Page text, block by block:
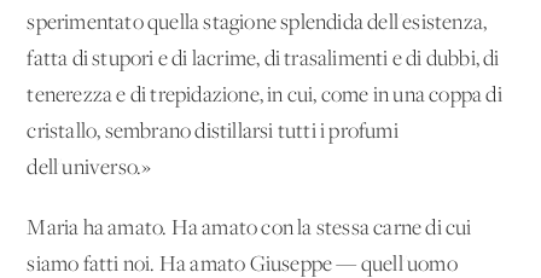
sperimentato quella stagione splendida dell'esistenza,
fatta di stupori e di lacrime, di trasalimenti e di dubbi, di
tenerezza e di trepidazione, in cui, come in una coppa di
cristallo, sembrano distillarsi tutti i profumi
dell'universo.»
Maria ha amato. Ha amato con la stessa carne di cui
siamo fatti noi. Ha amato Giuseppe — quell'uomo